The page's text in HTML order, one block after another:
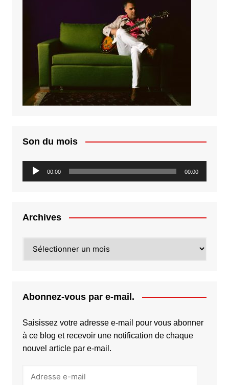
Son du mois
Lecteur
audio
00:00 00:00
Archives
Abonnez-vous par e-mail.
Saisissez votre adresse e-mail pour vous abonner
à ce blog et recevoir une notification de chaque
nouvel article par e-mail.